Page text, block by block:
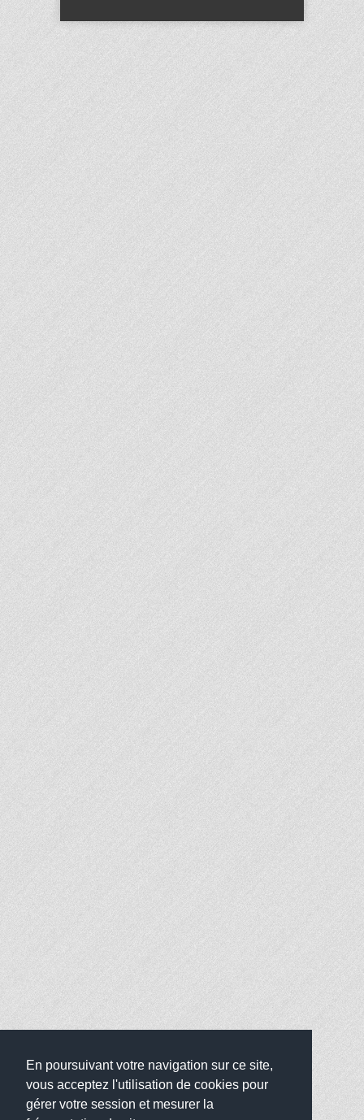
En poursuivant votre navigation sur ce site,
vous acceptez l'utilisation de cookies pour
gérer votre session et mesurer la